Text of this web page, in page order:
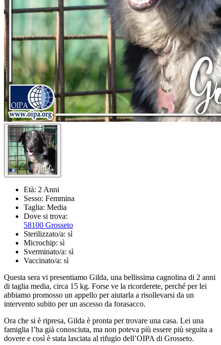
Età: 2 Anni
Sesso: Femmina
Taglia: Media
Dove si trova:
58100 Grosseto
Sterilizzato/a: sì
Microchip: sì
Sverminato/a: sì
Vaccinato/a: sì
Questa sera vi presentiamo Gilda, una bellissima cagnolina di 2 anni
di taglia media, circa 15 kg. Forse ve la ricorderete, perché per lei
abbiamo promosso un appello per aiutarla a risollevarsi da un
intervento subito per un ascesso da forasacco.
Ora che si è ripresa, Gilda è pronta per trovare una casa. Lei una
famiglia l’ha già conosciuta, ma non poteva più essere più seguita a
dovere e così è stata lasciata al rifugio dell’OIPA di Grosseto.